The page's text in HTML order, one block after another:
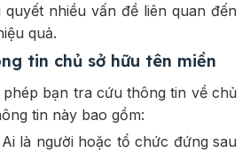
nhiều vấn đề liên quan đến
quả.
tin chủ sở hữu tên miền
bạn tra cứu thông tin về chủ
tin này bao gồm:
Ai là người hoặc tổ chức đứng sau